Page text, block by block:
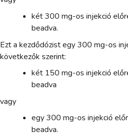
két 300 mg-os injekció
beadva.
Ezt a kezdődózist egy 300 mg-os
következők szerint:
két 150 mg-os injekció
beadva
vagy
egy 300 mg-os injekció
beadva.